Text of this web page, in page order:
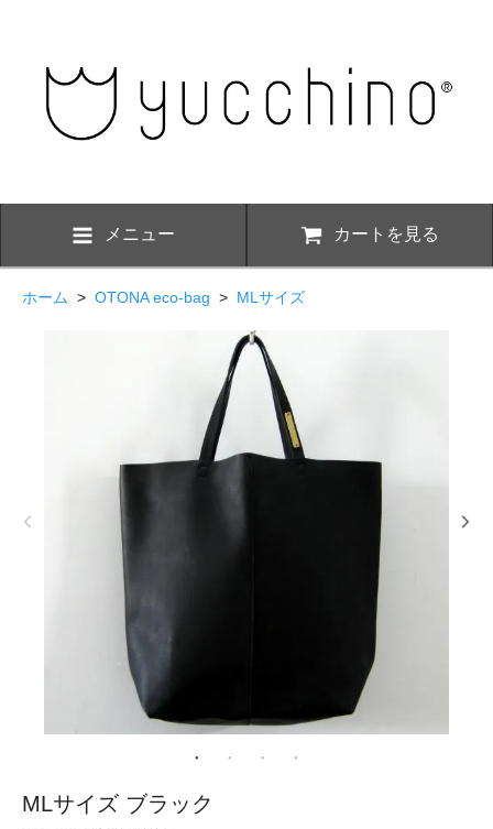
メニュー カートを見る
ホーム > OTONA eco-bag > MLサイズ
MLサイズ ブラック